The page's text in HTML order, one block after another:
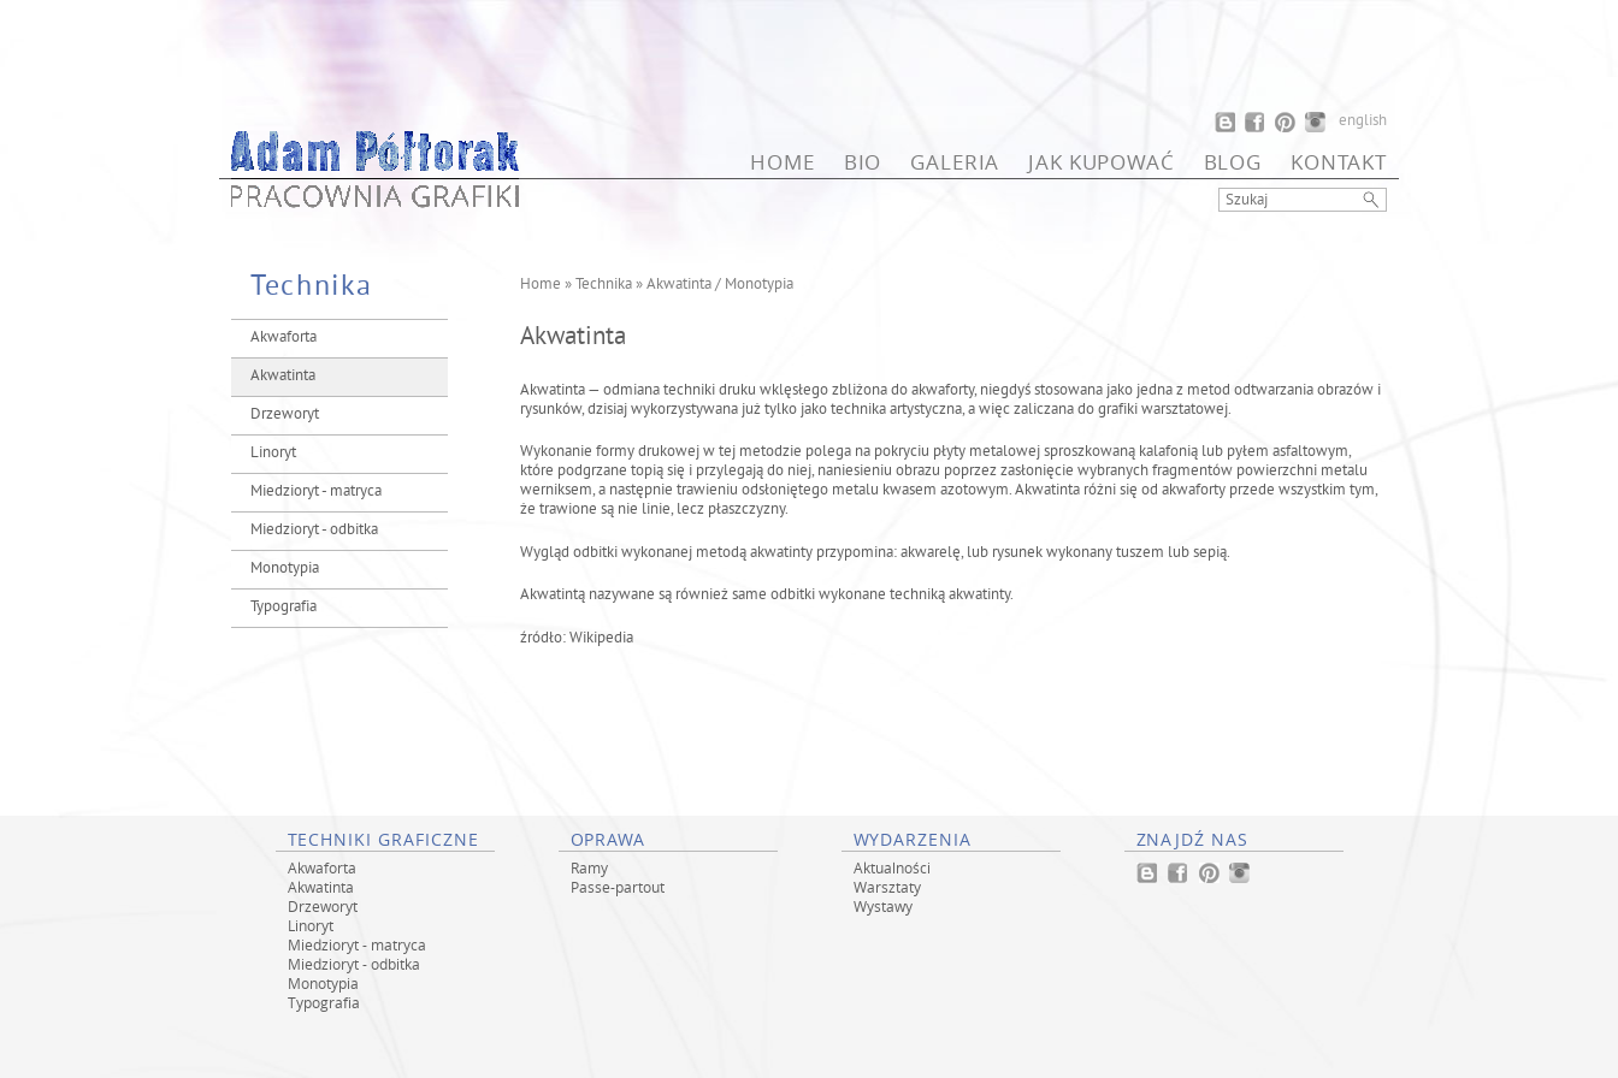
english
HOME BIO GALERIA JAK KUPOWAĆ BLOG KONTAKT
Technika
Akwaforta
Akwatinta
Drzeworyt
Linoryt
Miedzioryt - matryca
Miedzioryt - odbitka
Monotypia
Typografia
e
t
e
ś
t
u
j
Home »Technika»Akwatinta / Monotypia
Akwatinta
Akwatinta — odmiana techniki druku wklęsłego zbliżona do akwaforty, niegdyś stosowana jako jedna z metod odtwarzania obrazów i
rysunków, dzisiaj wykorzystywana już tylko jako technika artystyczna, a więc zaliczana do grafiki warsztatowej.
Wykonanie formy drukowej w tej metodzie polega na pokryciu płyty metalowej sproszkowaną kalafonią lub pyłem asfaltowym,
które podgrzane topią się i przylegają do niej, naniesieniu obrazu poprzez zasłonięcie wybranych fragmentów powierzchni metalu
werniksem, a następnie trawieniu odsłoniętego metalu kwasem azotowym. Akwatinta różni się od akwaforty przede wszystkim tym,
że trawione są nie linie, lecz płaszczyzny.
Wygląd odbitki wykonanej metodą akwatinty przypomina: akwarelę, lub rysunek wykonany tuszem lub sepią.
Akwatintą nazywane są również same odbitki wykonane techniką akwatinty.
źródło: Wikipedia
TECHNIKI GRAFICZNE
Akwaforta
Akwatinta
Drzeworyt
Linoryt
Miedzioryt - matryca
Miedzioryt - odbitka
Monotypia
Typografia
OPRAWA
Ramy
Passe-partout
WYDARZENIA
Aktualności
Warsztaty
Wystawy
ZNAJDŹ NAS